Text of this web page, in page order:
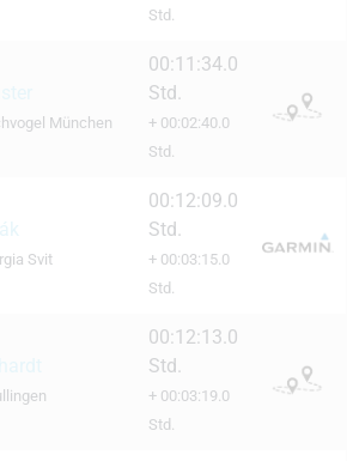
Std.
München
00:11:34.0
Std.
+ 00:02:40.0
Std.
Svit
00:12:09.0
Std.
+ 00:03:15.0
Std.
00:12:13.0
Std.
+ 00:03:19.0
Std.